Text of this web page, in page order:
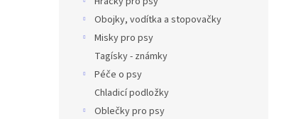
Obojky, vodítka a stopovačky
Misky pro psy
Tagísky - známky
Péče o psy
Chladicí podložky
Oblečky pro psy